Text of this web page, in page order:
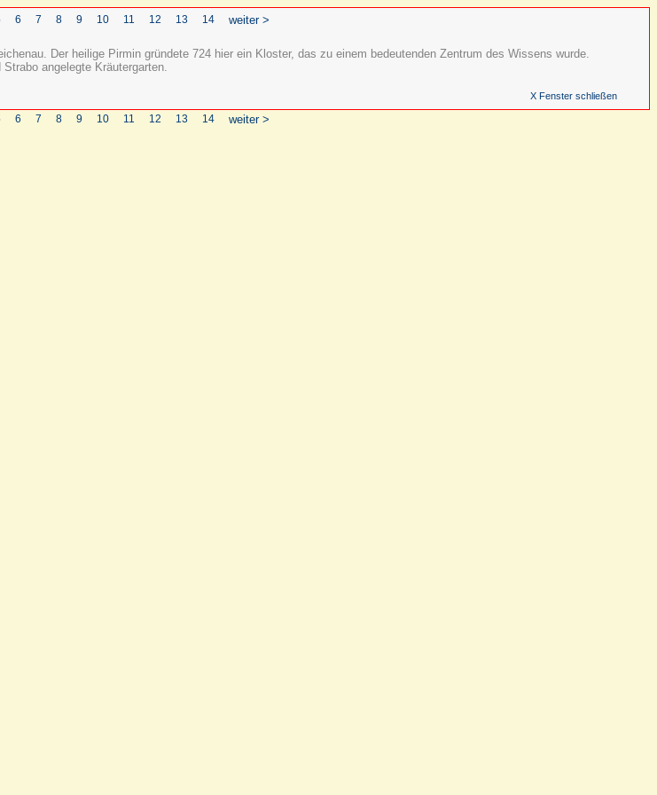
6 7 8 9 10 11 12 13 14
weiter >
Der heilige Pirmin gründete 724 hier ein Kloster, das zu einem bedeutenden Zentrum des Wissens wurde.
angelegte Kräutergarten.
X Fenster schließen
6 7 8 9 10 11 12 13 14 weiter >